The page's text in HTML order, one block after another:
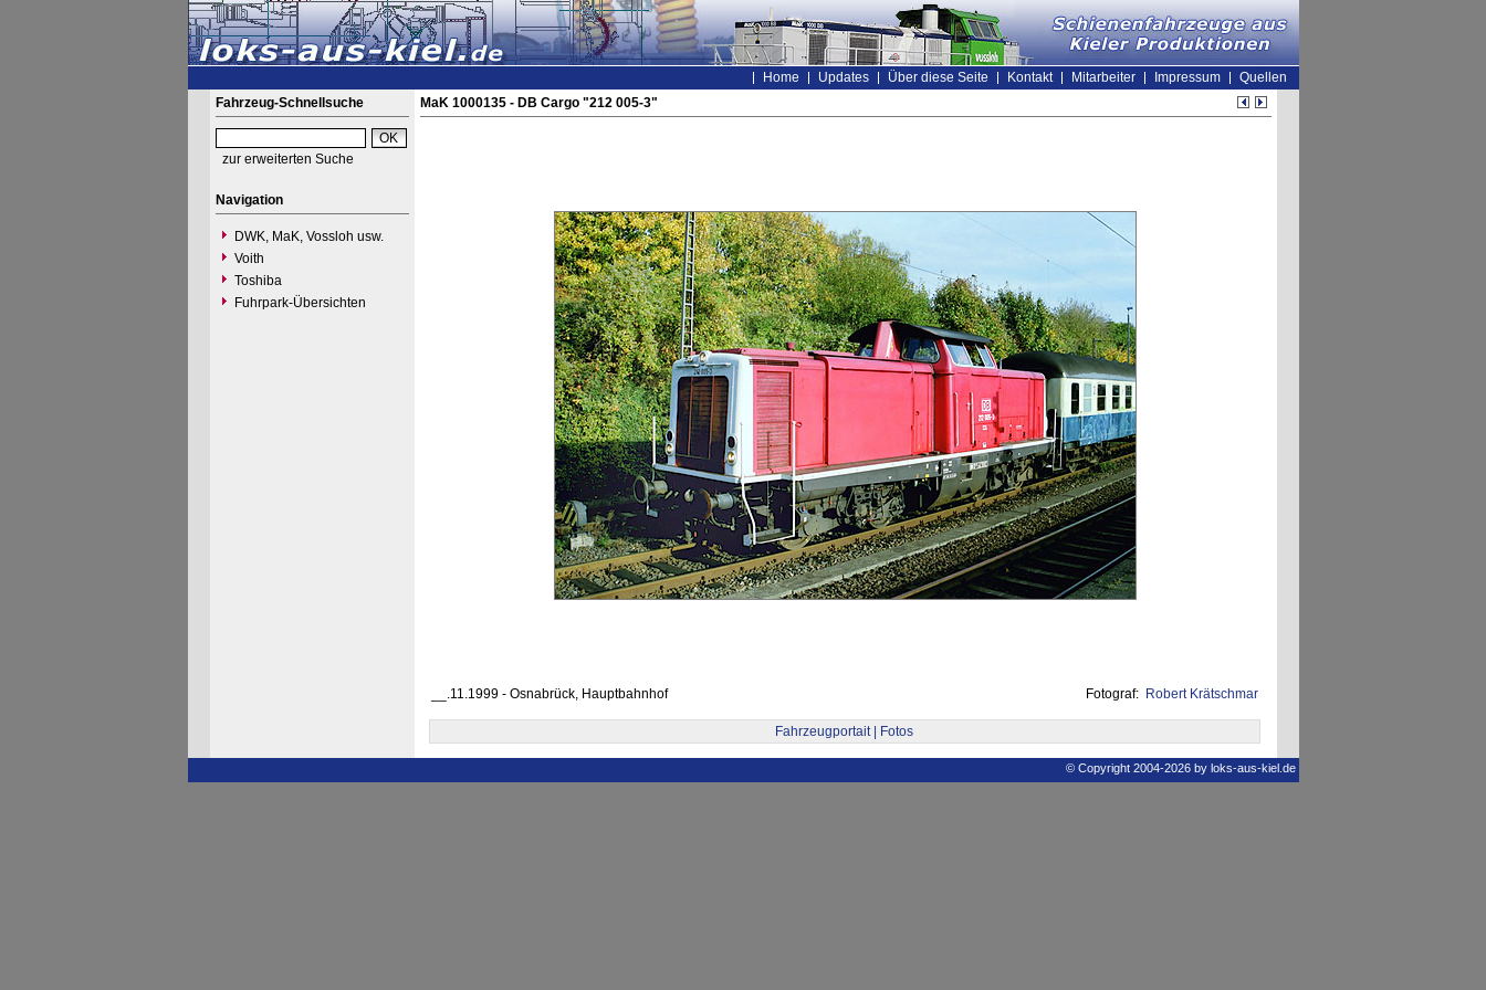
Home Updates Über diese Seite Kontakt Mitarbeiter Impressum
Quellen
Fahrzeug-Schnellsuche
zur erweiterten Suche
Navigation
DWK, MaK, Vossloh usw.
Voith
Toshiba
Fuhrpark-Übersichten
MaK 1000135 - DB Cargo "212 005-3"
__.11.1999 - Osnabrück, Hauptbahnhof Fotograf: Robert Krätschmar
Fahrzeugportait | Fotos
© Copyright 2004-2026 by loks-aus-kiel.de